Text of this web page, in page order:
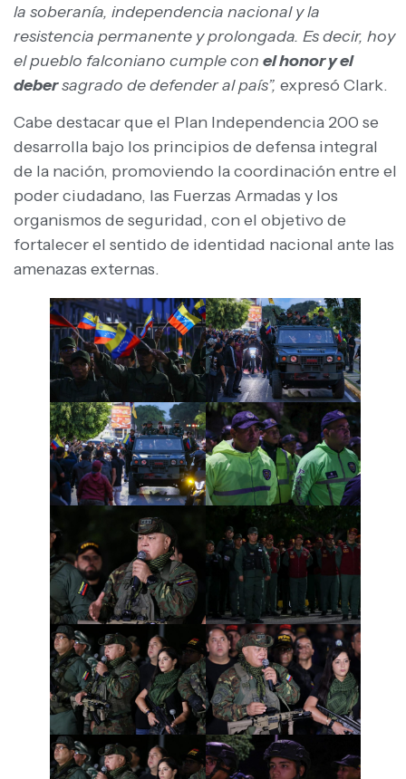
la soberanía, independencia nacional y la
resistencia permanente y prolongada. Es decir, hoy
el pueblo falconiano cumple con el honor y el
debersagrado de defender al país”, expresó Clark.
Cabe destacar que el Plan Independencia 200 se
desarrolla bajo los principios de defensa integral
de la nación, promoviendo la coordinación entre el
poder ciudadano, las Fuerzas Armadas y los
organismos de seguridad, con el objetivo de
fortalecer el sentido de identidad nacional ante las
amenazas externas.